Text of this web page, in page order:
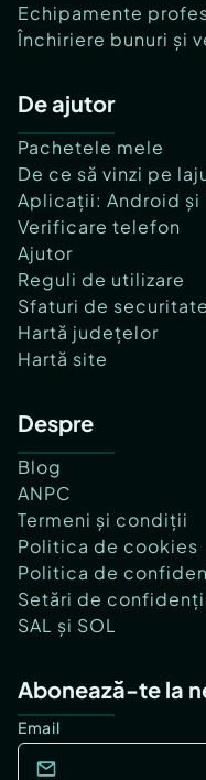
Echipamente
Închiriere bunuri și
De ajutor
Pachetele mele
De ce să vinzi pe
Aplicații: Android și
Verificare telefon
Ajutor
Reguli de utilizare
Sfaturi de securitate
Hartă județelor
Hartă site
Despre
Blog
ANPC
Termeni și condiții
Politica de cookies
Politica de
Setări de
SAL și SOL
Abonează-te la
Email